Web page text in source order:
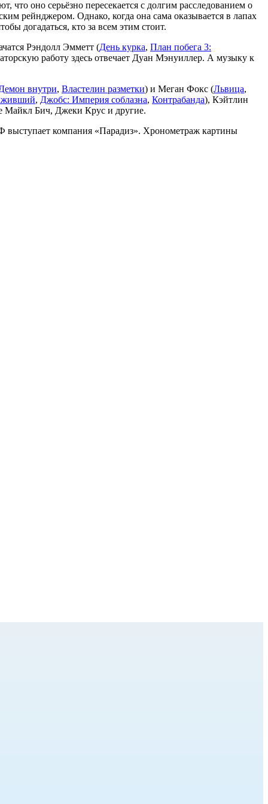
что оно серьёзно пересекается с долгим расследованием о
рейнджером. Однако, когда она сама оказывается в лапах
догадаться, кто за всем этим стоит.
Рэндолл Эмметт (День курка, План побега 3:
работу здесь отвечает Дуан Мэнуиллер. А музыку к
внутри, Властелин разметки) и Меган Фокс (Львица,
, Джобс: Империя соблазна, Контрабанда), Кэйтлин
Майкл Бич, Джеки Крус и другие.
выступает компания «Парадиз». Хронометраж картины